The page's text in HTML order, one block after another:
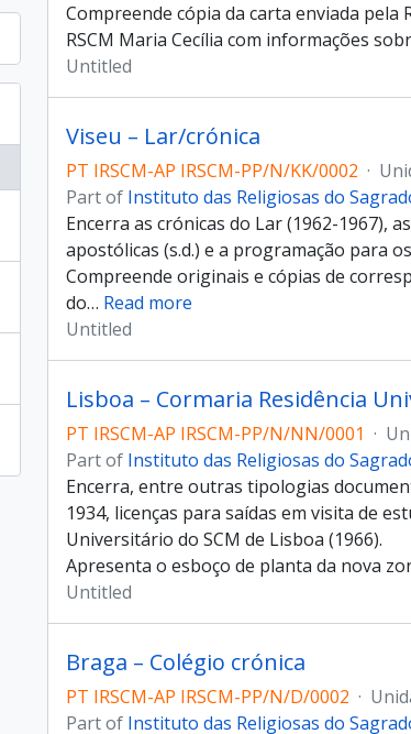
Compreende cópia da carta enviada pela
RSCM Maria Cecília com informações
Untitled
Viseu – Lar/crónica
PT IRSCM-AP IRSCM-PP/N/KK/0002 ·
Part of Instituto das Religiosas do
Encerra as crónicas do Lar (1962-1967),
apostólicas (s.d.) e a programação para
Compreende originais e cópias de
do… Read more
Untitled
Lisboa – Cormaria Residência
PT IRSCM-AP IRSCM-PP/N/NN/0001 ·
Part of Instituto das Religiosas do
Encerra, entre outras tipologias
1934, licenças para saídas em visita de
Universitário do SCM de Lisboa (1966).
Apresenta o esboço de planta da nova
Untitled
Braga – Colégio crónica
PT IRSCM-AP IRSCM-PP/N/D/0002 ·
Part of Instituto das Religiosas do